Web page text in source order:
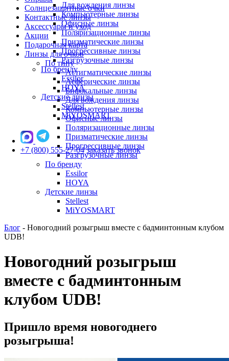
Солнцезащитные очки
Контактные линзы
Аксессуары и уход
Акции
Подарочная карта
Линзы для очков
По типу
Астигматические линзы
Асферические линзы
Бифокальные линзы
Для вождения линзы
Компьютерные линзы
Офисные линзы
Поляризационные линзы
Призматические линзы
Прогрессивные линзы
Разгрузочные линзы
По бренду
Essilor
HOYA
Детские линзы
Stellest
MiYOSMART
Для вождения линзы
Компьютерные линзы
Офисные линзы
Поляризационные линзы
Призматические линзы
Прогрессивные линзы
Разгрузочные линзы
По бренду
Essilor
HOYA
Детские линзы
Stellest
MiYOSMART
+7 (800) 555-27-04 заказать звонок
Блог - Новогодний розыгрыш вместе с бадминтонным клубом
UDB!
Новогодний розыгрыш
вместе с бадминтонным
клубом UDB!
Пришло время новогоднего
розыгрыша!